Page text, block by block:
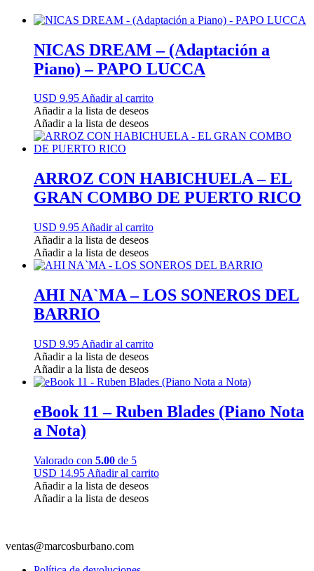
NICAS DREAM – (Adaptación a
Piano) – PAPO LUCCA
USD 9.95Añadir al carrito
Añadir a la lista de deseos
Añadir a la lista de deseos
ARROZ CON HABICHUELA – EL
GRAN COMBO DE PUERTO RICO
USD 9.95 Añadir al carrito
Añadir a la lista de deseos
Añadir a la lista de deseos
AHI NA`MA – LOS SONEROS DEL
BARRIO
USD 9.95 Añadir al carrito
Añadir a la lista de deseos
Añadir a la lista de deseos
eBook 11 – Ruben Blades (Piano Nota
a Nota)
Valorado con 5.00 de 5
USD 14.95 Añadir al carrito
Añadir a la lista de deseos
Añadir a la lista de deseos
ventas@marcosburbano.com